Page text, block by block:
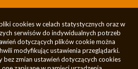
cookies w celach statystycznych oraz w
serwisów do indywidualnych potrzeb
dotyczących plików cookie można
modyfikując ustawienia przeglądarki.
bez zmian ustawień dotyczących cookies